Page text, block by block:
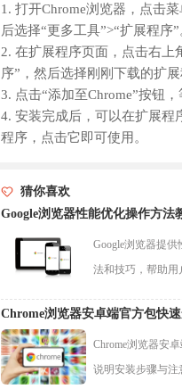
1. 打开Chrome浏览器，点击
后选择“更多工具”>“扩展程序”
2. 在扩展程序页面，点击右上
序”，然后选择刚刚下载的扩展
3. 点击“添加至Chrome”按钮
4. 安装完成后，可以在扩展程
程序，点击它即可使用。
猜你喜欢
Google浏览器性能优化操作方法
Google浏览器提
法和技巧，帮助用
Chrome浏览器安卓端官方包快
Chrome浏览器安
说明安装步骤与注